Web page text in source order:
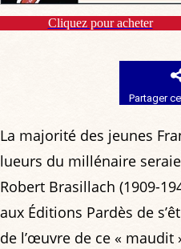
Cliquez pour acheter
Partager
La majorité des jeunes
lueurs du millénaire
Robert Brasillach (1909-
aux Éditions Pardès de
de l’œuvre de ce « maudit